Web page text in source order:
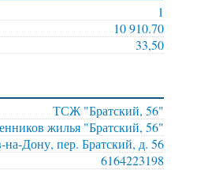
1
10 910.70
33,50
ТСЖ "Братский, 56"
жилья "Братский, 56"
на-Дону, пер. Братский, д. 56
6164223198